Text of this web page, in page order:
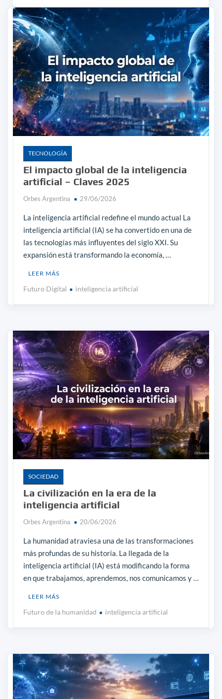
TECNOLOGÍA
El impacto global de la inteligencia
artificial – Claves 2025
Orbes Argentina 29/06/2026
La inteligencia artificial redefine el mundo actual La
inteligencia artificial (IA) se ha convertido en una de
las tecnologías más influyentes del siglo XXI. Su
expansión está transformando la economía, …
LEER MÁS
Futuro Digital inteligencia artificial
SOCIEDAD
La civilización en la era de la
inteligencia artificial
Orbes Argentina 20/06/2026
La humanidad atraviesa una de las transformaciones
más profundas de su historia. La llegada de la
inteligencia artificial (IA) está modificando la forma
en que trabajamos, aprendemos, nos comunicamos y …
LEER MÁS
Futuro de la humanidad inteligencia artificial